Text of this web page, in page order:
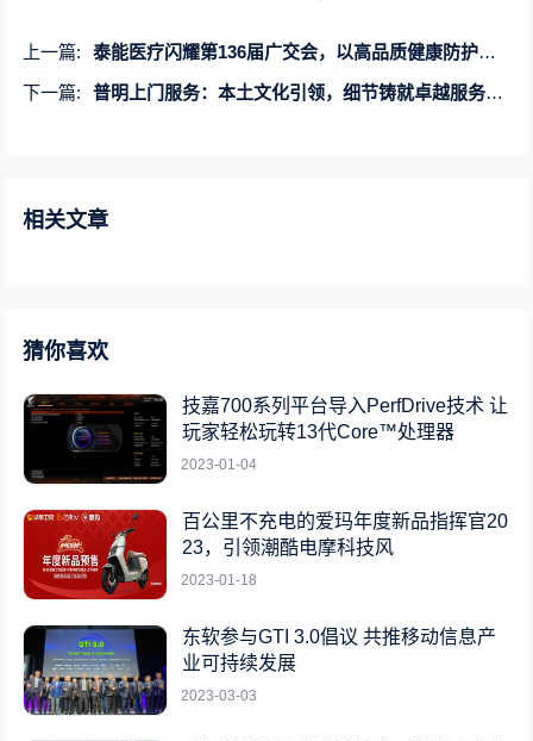
上一篇:
泰能医疗闪耀第136届广交会，以高品质健康防护产品点亮“美好生活”
下一篇:
普明上门服务：本土文化引领，细节铸就卓越服务体验
相关文章
猜你喜欢
技嘉700系列平台导入PerfDrive技术 让
玩家轻松玩转13代Core™处理器
2023-01-04
百公里不充电的爱玛年度新品指挥官20
23，引领潮酷电摩科技风
2023-01-18
东软参与GTI 3.0倡议 共推移动信息产
业可持续发展
2023-03-03